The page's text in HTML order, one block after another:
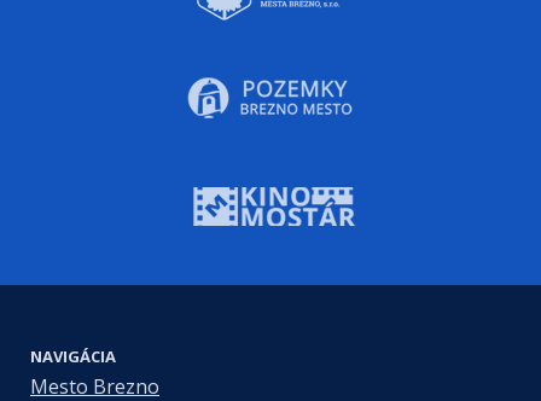
NAVIGÁCIA
Mesto Brezno